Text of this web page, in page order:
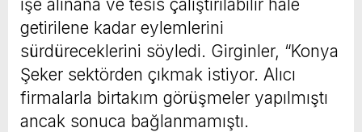
işe alınana ve tesis çalıştırılabilir hale
getirilene kadar eylemlerini
sürdüreceklerini söyledi. Girginler, “Konya
Şeker sektörden çıkmak istiyor. Alıcı
firmalarla birtakım görüşmeler yapılmıştı
ancak sonuca bağlanmamıştı.